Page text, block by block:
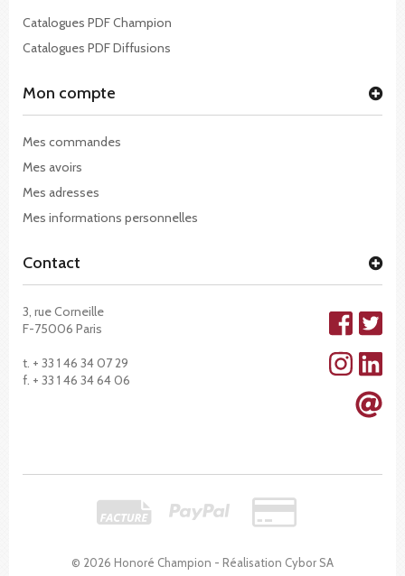
© 2026 Honoré Champion - Réalisation Cybor SA
Catalogues PDF Champion
Catalogues PDF Diffusions
Mon compte
Mes commandes
Mes avoirs
Mes adresses
Mes informations personnelles
Contact
3, rue Corneille
F-75006 Paris
t. + 33 1 46 34 07 29
f. + 33 1 46 34 64 06